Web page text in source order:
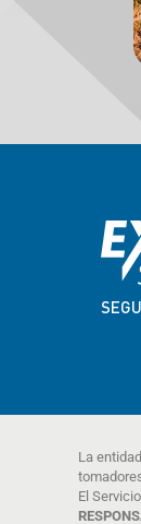
La
El